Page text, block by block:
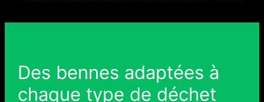
Des bennes adaptées à
chaque type de déchet